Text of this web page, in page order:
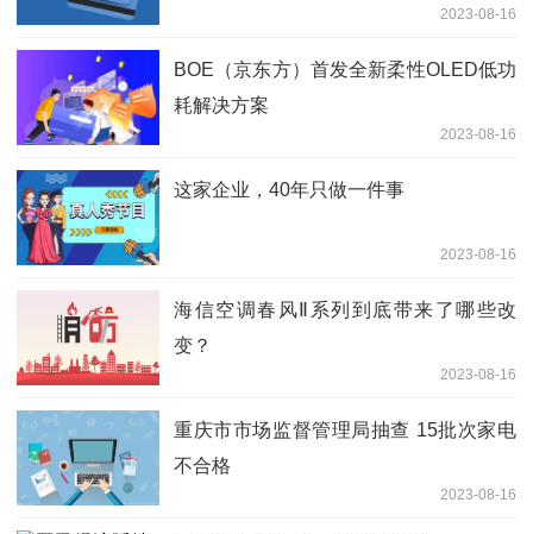
2023-08-16
BOE（京东方）首发全新柔性OLED低功
耗解决方案
2023-08-16
这家企业，40年只做一件事
2023-08-16
海信空调春风Ⅱ系列到底带来了哪些改
变？
2023-08-16
重庆市市场监督管理局抽查 15批次家电
不合格
2023-08-16